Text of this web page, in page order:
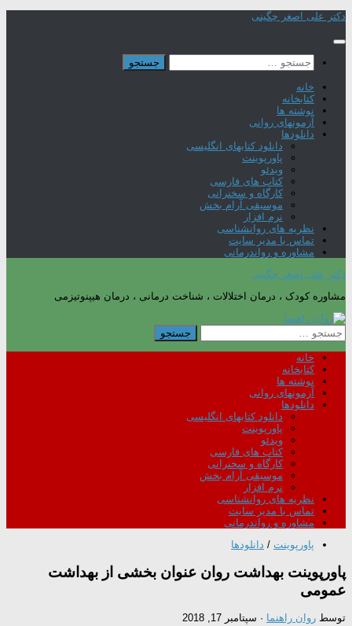
Skip
content
دکتر علی اصغر چگینی
جستجو
برای:
خانه
کتابخانه
نوشته ها
آزمونهای روانی
دانلودها
دانلود کتابهای انگلیسی
پاورپوینت
ویدئو
کتاب های فارسی
کارگاه و سخنرانی
موسیقی آرام بخش
نرم افزار
نظریه های روانشناسی
تماس با مدیر سایت
مشاوره و رواندرمانی
دکتر علی اصغر چگینی
مشاوره کودک ، درمان اختلالات ، شناخت درمانی ، درمان هیپنوتیزمی
جستجو
برای:
خانه
کتابخانه
نوشته ها
آزمونهای روانی
دانلودها
دانلود کتابهای انگلیسی
پاورپوینت
ویدئو
کتاب های فارسی
کارگاه و سخنرانی
موسیقی آرام بخش
نرم افزار
نظریه های روانشناسی
تماس با مدیر سایت
مشاوره و رواندرمانی
پاورپوینت / دانلودها
پاورپوینت بهداشت روان عنوان بخشی از بهداشت
عمومی
توسط روان راهنما · سپتامبر 17, 2018